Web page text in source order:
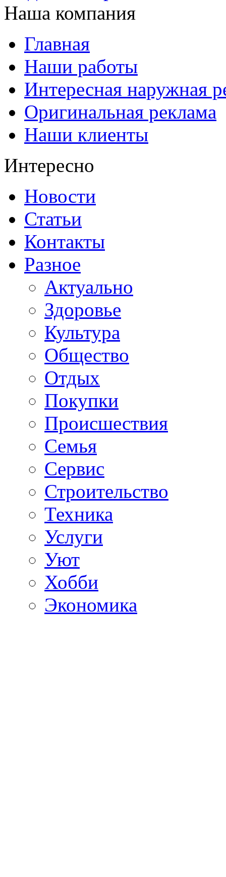
Наша компания
Главная
Наши работы
Интересная наружная
Оригинальная реклама
Наши клиенты
Интересно
Новости
Статьи
Контакты
Разное
Актуально
Здоровье
Культура
Общество
Отдых
Покупки
Происшествия
Семья
Сервис
Строительство
Техника
Услуги
Уют
Хобби
Экономика